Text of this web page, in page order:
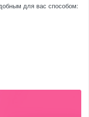
для вас способом: